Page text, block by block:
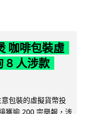
咖啡包裝虛
8 人涉款
包裝的虛擬貨幣投
獲逾 200 宗舉報，涉